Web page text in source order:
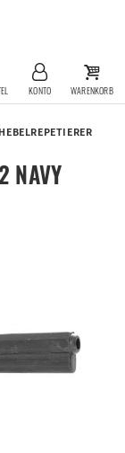
KONTO WARENKORB
NAVY